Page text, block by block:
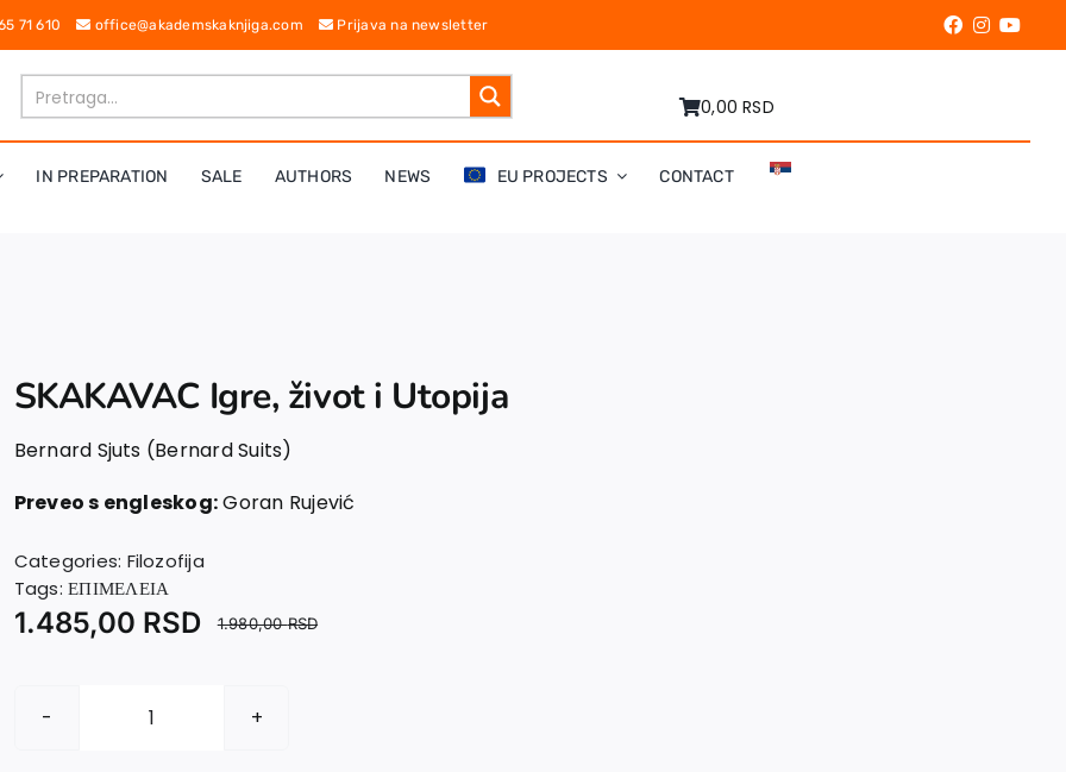
65 71 610 office@akademskaknjiga.com Prijava na newsletter
0,00 RSD
IN PREPARATION SALE AUTHORS NEWS EU PROJECTS CONTACT
SKAKAVAC Igre, život i Utopija
Bernard Sjuts (Bernard Suits)
Preveo s engleskog:Goran Rujević
Categories: Filozofija
Tags:ΕΠΙΜΕΛΕΙΑ
1.980,00RSD
1.485,00 RSD
SKAKAVAC